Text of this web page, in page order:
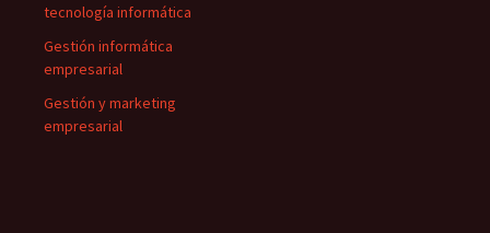
tecnología informática
Gestión informática
empresarial
Gestión y marketing
empresarial